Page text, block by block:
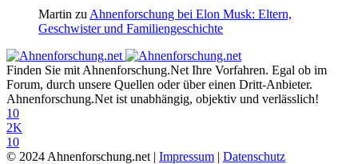
Martin zu Ahnenforschung bei Elon Musk: Eltern,
Geschwister und Familiengeschichte
Finden Sie mit Ahnenforschung.Net Ihre Vorfahren. Egal ob im
Forum, durch unsere Quellen oder über einen Dritt-Anbieter.
Ahnenforschung.Net ist unabhängig, objektiv und verlässlich!
10
2K
10
© 2024 Ahnenforschung.net | Impressum | Datenschutz